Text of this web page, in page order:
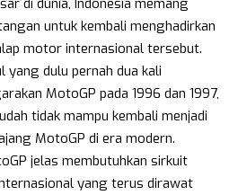
untuk kembali menghadirkan
motor internasional tersebut.
yang dulu pernah dua kali
MotoGP pada 1996 dan 1997,
tidak mampu kembali menjadi
MotoGP di era modern.
jelas membutuhkan sirkuit
yang terus dirawat